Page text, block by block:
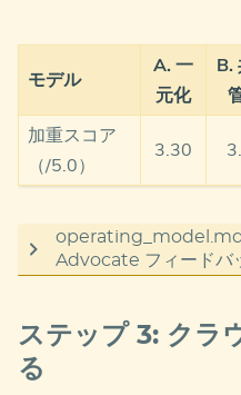
COBOL 基幹 3 本は
ズに配置
Devil’s Advocate のフィ
Critical 3 / High 4 /
5R 比率の内部矛盾を突
§3.1 における
となっており、
モデル
A. 一
元化
B.
加重スコア
（/5.0）
3.30
operating_model.md
Advocate フィードバ
最終姿
: プラットフ
ステップ 3: クラ
る